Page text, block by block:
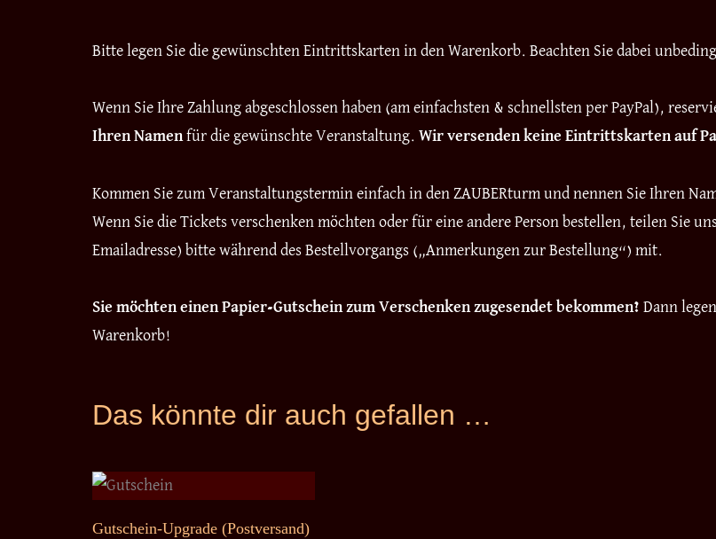
Bitte legen Sie die gewünschten Eintrittskarten in den Warenkorb. Beachten Sie dabei
Wenn Sie Ihre Zahlung abgeschlossen haben (am einfachsten & schnellsten per PayPal),
Ihren Namenfür die gewünschte Veranstaltung. Wir versenden keine Eintrittskarten auf
Kommen Sie zum Veranstaltungstermin einfach in den ZAUBERturm und nennen Sie Ihren
Wenn Sie die Tickets verschenken möchten oder für eine andere Person bestellen, teilen Sie
Emailadresse) bitte während des Bestellvorgangs („Anmerkungen zur Bestellung“) mit.
Sie möchten einen Papier-Gutschein zum Verschenken zugesendet bekommen? Dann
Warenkorb!
Das könnte dir auch gefallen …
Gutschein-Upgrade (Postversand)